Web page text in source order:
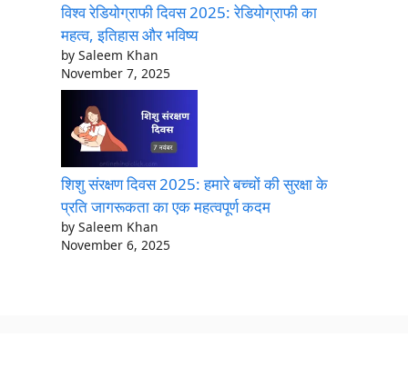
विश्व रेडियोग्राफी दिवस 2025: रेडियोग्राफी का
महत्व, इतिहास और भविष्य
by Saleem Khan
November 7, 2025
शिशु संरक्षण दिवस 2025: हमारे बच्चों की सुरक्षा के
प्रति जागरूकता का एक महत्वपूर्ण कदम
by Saleem Khan
November 6, 2025